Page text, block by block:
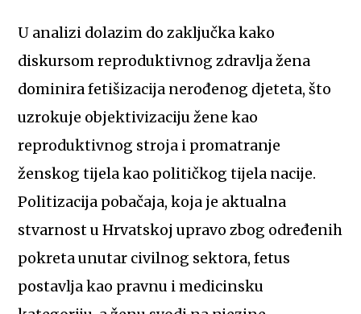
U analizi dolazim do zaključka kako
diskursom reproduktivnog zdravlja žena
dominira fetišizacija nerođenog djeteta, što
uzrokuje objektivizaciju žene kao
reproduktivnog stroja i promatranje
ženskog tijela kao političkog tijela nacije.
Politizacija pobačaja, koja je aktualna
stvarnost u Hrvatskoj upravo zbog određenih
pokreta unutar civilnog sektora, fetus
postavlja kao pravnu i medicinsku